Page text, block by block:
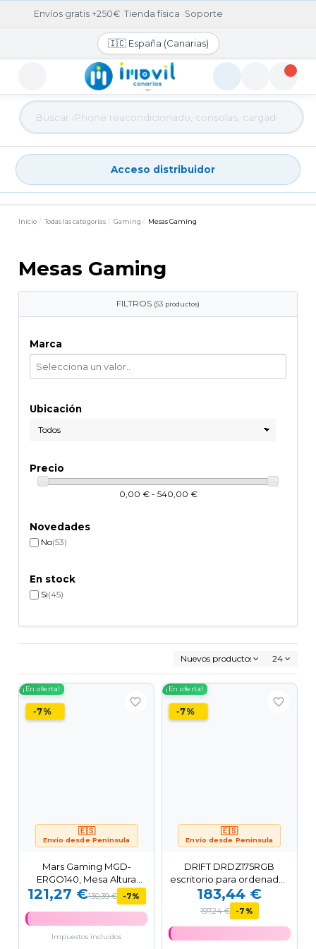
Envíos gratis +250€ ·Tienda física · Soporte
🇮🇨 España (Canarias)
Acceso distribuidor
Acceso distribuidor
Inicio Todas las categorías Gaming Mesas Gaming
Mesas Gaming
FILTROS (53 productos)
Marca
Ubicación
Precio
0,00 € - 540,00 €
Novedades
No(53)
En stock
Si(45)
Nuevos productos primero
24
¡En oferta!
-7%
🇪🇸
Envío desde Península
favorite_border
Mars Gaming MGD-
ERGO140, Mesa Altura
Ajustable 3 Posiciones,...
121,27 €130,39 € -7%
Impuestos incluidos
¡En oferta!
-7%
🇪🇸
Envío desde Península
favorite_border
DRIFT DRDZ175RGB
escritorio para ordenador
Negro
183,44 €
197,24 € -7%